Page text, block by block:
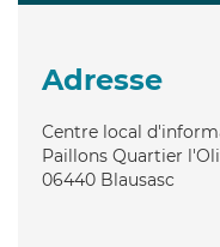
Adresse
Centre local
Paillons Quartier
06440 Blausasc